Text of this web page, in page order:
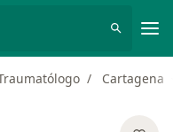
Cartagena